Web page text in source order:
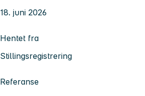
18. juni 2026
Hentet fra
Stillingsregistrering
Referanse